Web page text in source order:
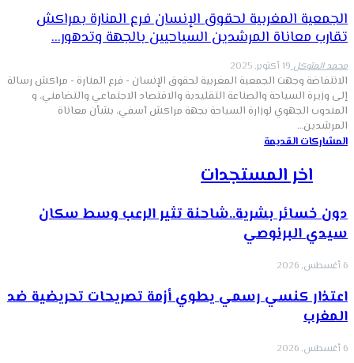
الجمعية المغربية لحقوق الإنسان فرع المنارة بمراكش
تقارب معاناة المرشدين السياحيين بالجهة وتدهور…
محمد المتوكل19 أكتوبر, 2025
الانتفاضة وجهت الجمعية المغربية لحقوق الإنسان - فرع المنارة - مراكش رسالة
إلى وزيرة السياحة والصناعة التقليدية والاقتصاد الاجتماعي والتضامني، و
المندوب الجهوي لوزارة السياحة بجهة مراكش آسفي، بشأن معاناة
المرشدين…
المشاركات القديمة
اخر المستجدات
دون خسائر بشرية..شاحنة تثير الرعب وسط سكان
سيدي البرنوصي
6 أغسطس, 2026
اعتذار كنسي رسمي يطوي أزمة تصريحات تحريضية ضد
المغرب
6 أغسطس, 2026